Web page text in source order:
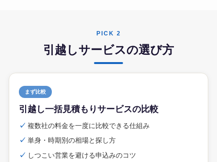
PICK 2
引越しサービスの選び方
まず比較
引越し一括見積もりサービスの比較
✓ 複数社の料金を一度に比較できる仕組み
✓ 単身・時期別の相場と探し方
✓ しつこい営業を避ける申込みのコツ